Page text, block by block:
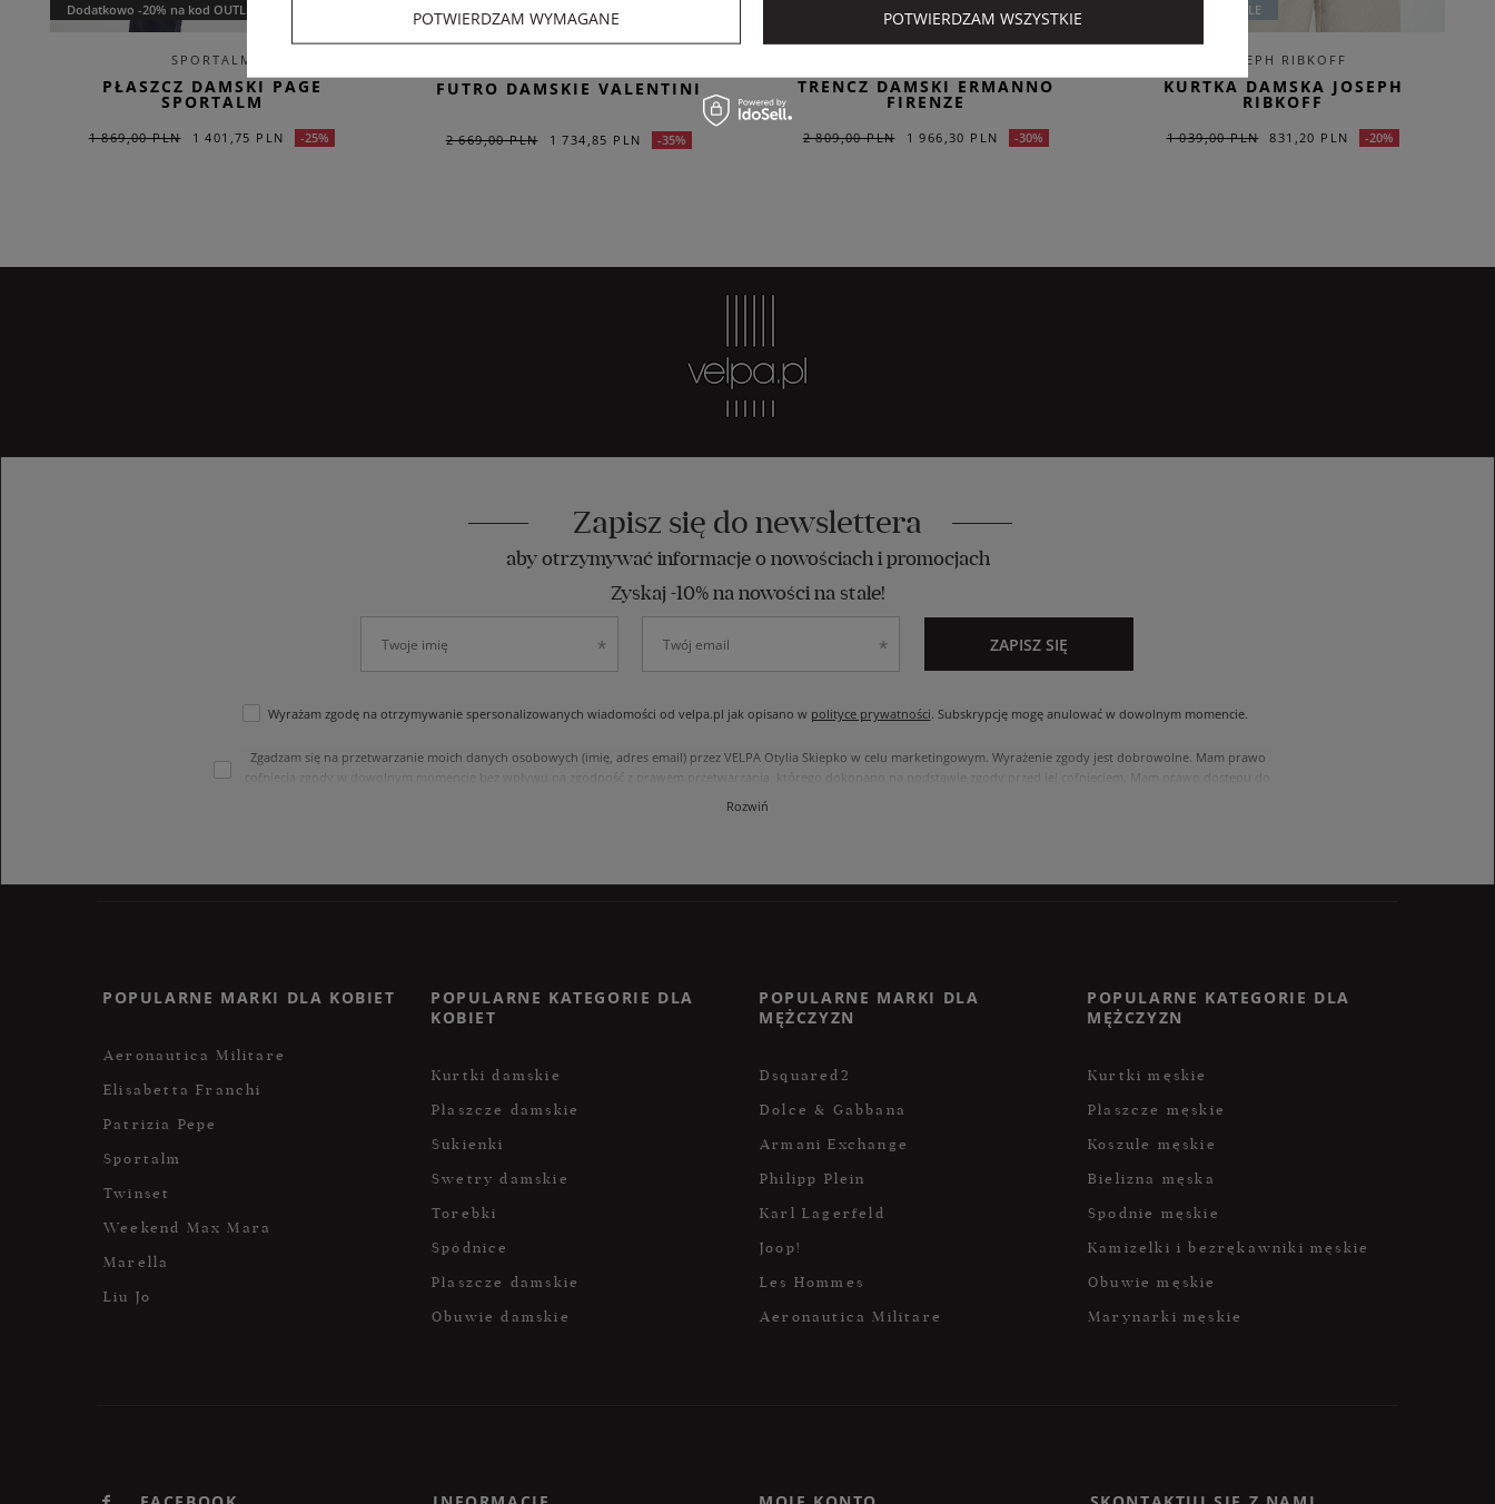
Dodatkowo -20% na kod OUTLET20
SPORTALM
PŁASZCZ DAMSKI PAGE
SPORTALM
1 869,00 PLN 1 401,75 PLN -25%
Dodatkowo -20% na kod OUTLET20
FUTRO DAMSKIE VALENTINI
2 669,00 PLN 1 734,85 PLN -35%
TRENCZ DAMSKI ERMANNO
FIRENZE
2 809,00 PLN 1 966,30 PLN -30%
EXTRA SUMMER SALE
JOSEPH RIBKOFF
KURTKA DAMSKA JOSEPH
RIBKOFF
1 039,00 PLN 831,20 PLN -20%
Zapisz się do newslettera
aby otrzymywać informacje o nowościach i promocjach
Zyskaj -10% na nowości na stałe!
Wyrażam zgodę na otrzymywanie spersonalizowanych wiadomości od velpa.pl jak opisano w polityce prywatności. Subskrypcję mogę anulować w dowolnym momencie.
Zgadzam się na przetwarzanie moich danych osobowych (imię, adres email) przez VELPA Otylia Skiepko w celu marketingowym. Wyrażenie zgody jest dobrowolne. Mam prawo
cofnięcia zgody w dowolnym momencie bez wpływu na zgodność z prawem przetwarzania, którego dokonano na podstawie zgody przed jej cofnięciem. Mam prawo dostępu do
treści swoich danych i ich sprostowania, usunięcia, ograniczenia przetwarzania, oraz prawo do przenoszenia danych na zasadach zawartych w polityce prywatności sklepu
Rozwiń
ZAPISZ SIĘ
POPULARNE MARKI DLA KOBIET
Aeronautica Militare
Elisabetta Franchi
Patrizia Pepe
Sportalm
Twinset
Weekend Max Mara
Marella
Liu Jo
POPULARNE KATEGORIE DLA
KOBIET
Kurtki damskie
Płaszcze damskie
Sukienki
Swetry damskie
Torebki
Spódnice
Płaszcze damskie
Obuwie damskie
POPULARNE MARKI DLA
MĘŻCZYZN
Dsquared2
Dolce & Gabbana
Armani Exchange
Philipp Plein
Karl Lagerfeld
Joop!
Les Hommes
Aeronautica Militare
POPULARNE KATEGORIE DLA
MĘŻCZYZN
Kurtki męskie
Płaszcze męskie
Koszule męskie
Bielizna męska
Spodnie męskie
Kamizelki i bezrękawniki męskie
Obuwie męskie
Marynarki męskie
POTWIERDZAM WYMAGANE POTWIERDZAM WSZYSTKIE